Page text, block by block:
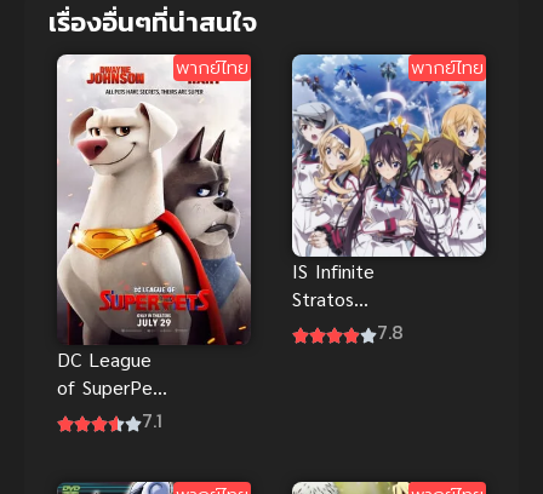
เรื่องอื่นๆที่น่าสนใจ
พากย์ไทย
DC League
of SuperPets
ขบวนการ ซู7.1
พากย์ไทย
IS Infinite
Stratos
(2011) ปฏิบัติ
7.8